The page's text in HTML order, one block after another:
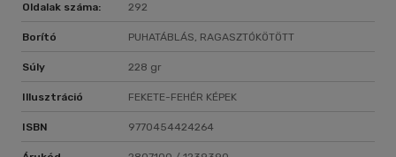
Oldalak száma: 292
Borító PUHATÁBLÁS, RAGASZTÓKÖTÖTT
Súly 228 gr
Illusztráció FEKETE-FEHÉR KÉPEK
ISBN 9770454424264